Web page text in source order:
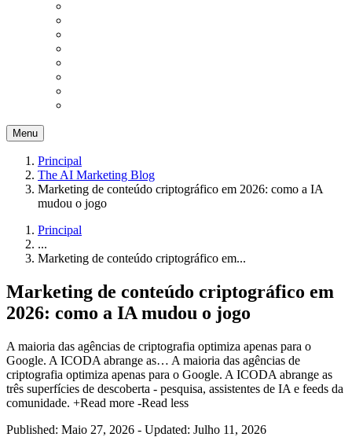
Menu
Principal
The AI Marketing Blog
Marketing de conteúdo criptográfico em 2026: como a IA
mudou o jogo
Principal
...
Marketing de conteúdo criptográfico em...
Marketing de conteúdo criptográfico em
2026: como a IA mudou o jogo
A maioria das agências de criptografia optimiza apenas para o
Google. A ICODA abrange as… A maioria das agências de
criptografia optimiza apenas para o Google. A ICODA abrange as
três superfícies de descoberta - pesquisa, assistentes de IA e feeds da
comunidade. +Read more -Read less
Published: Maio 27, 2026 - Updated: Julho 11, 2026